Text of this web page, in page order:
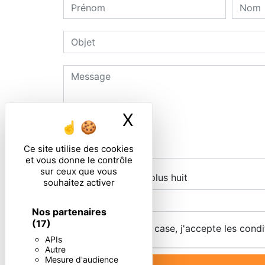
Ce site utilise des cookies
et vous donne le contrôle
sur ceux que vous
souhaitez activer
Nos partenaires
(17)
APIs
Autre
Mesure d'audience
X
Combien font cinq plus huit
En cochant cette case, j'accepte les